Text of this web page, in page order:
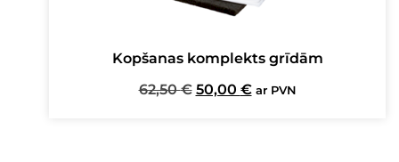
Kopšanas komplekts grīdām
62,50€ Original
50,00 €Current
ar PVN